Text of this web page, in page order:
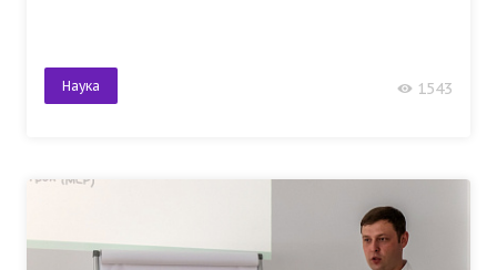
Наука 1543